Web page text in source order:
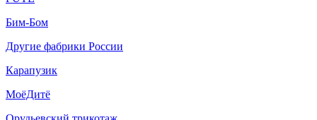
Бим-Бом
Другие фабрики России
Карапузик
МоёДитё